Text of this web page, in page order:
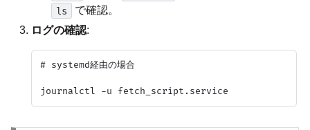
ls
で確認。
ログの確認:
# systemd経由の場合